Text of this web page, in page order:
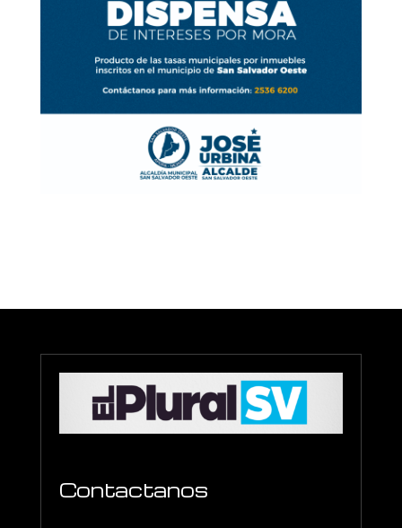
Contactanos